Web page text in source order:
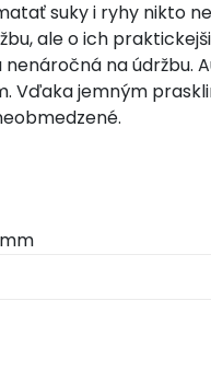
suky i ryhy nikto
ale o ich
na údržbu.
Vďaka jemným